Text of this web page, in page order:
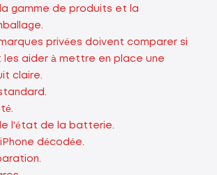
gamme de produits et la
privées doivent comparer si
les aider à mettre en place une
claire.
l'état de la batterie.
décodée.